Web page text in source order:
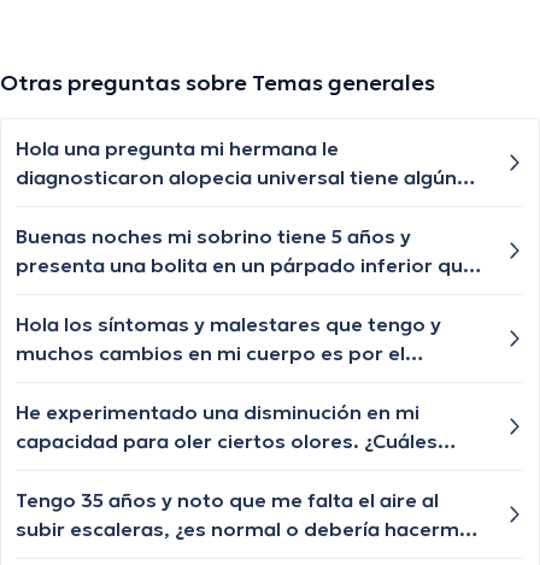
Otras preguntas sobre Temas generales
Hola una pregunta mi hermana le
diagnosticaron alopecia universal tiene algún
las cejas y pestañas , aunque ya le están
creciendo de a poquito pero lento y chiquititos
pestañas igual algún tratamiento q le ayude a
crecer o esa enfermedad ya no tiene
Buenas noches mi sobrino tiene 5 años y
presenta una bolita en un párpado inferior que
vuelve aparecer, qué especialista nos puede
ayudar?
Hola los síntomas y malestares que tengo y
muchos cambios en mi cuerpo es por el
menstruación.?
He experimentado una disminución en mi
capacidad para oler ciertos olores. ¿Cuáles
del sentido del olfato y cuándo debería buscar
orientación médica?
Tengo 35 años y noto que me falta el aire al
subir escaleras, ¿es normal o debería hacerme